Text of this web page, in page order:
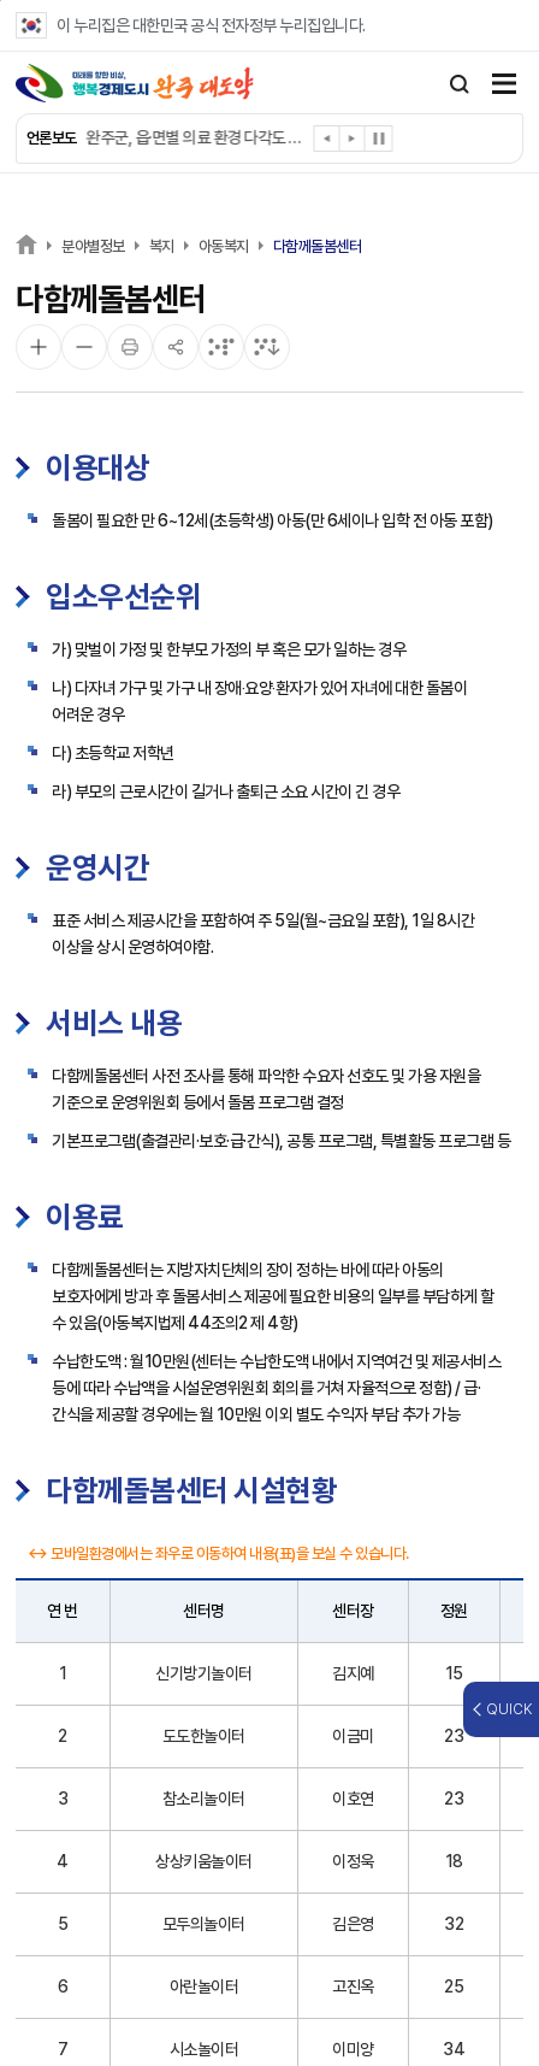
이 누리집은 대한민국 공식 전자정부 누리집입니다.
언론보도
완주군, ‘수의계약 총량제’ 개편 운영
완주군 청소년, 초록우산 지원으로 치과 치료
완주군, 읍·면별 의료 환경 다각도 진단한다
완주군, 모바일 헬스케어 “내 건강 변화 직접 확인”
전북은행, 완주군에 ‘시원키트’ 60세트 기탁
분야별정보 복지 아동복지 다함께돌봄센터
다함께돌봄센터
이용대상
돌봄이 필요한 만 6~12세(초등학생) 아동(만 6세이나 입학 전 아동 포함)
입소우선순위
가) 맞벌이 가정 및 한부모 가정의 부 혹은 모가 일하는 경우
나) 다자녀 가구 및 가구 내 장애‧요양‧환자가 있어 자녀에 대한 돌봄이
어려운 경우
다) 초등학교 저학년
라) 부모의 근로시간이 길거나 출퇴근 소요 시간이 긴 경우
운영시간
표준 서비스 제공시간을 포함하여 주 5일(월~금요일 포함), 1일 8시간
이상을 상시 운영하여야함.
서비스 내용
다함께돌봄센터 사전 조사를 통해 파악한 수요자 선호도 및 가용 자원을
기준으로 운영위원회 등에서 돌봄 프로그램 결정
기본프로그램(출결관리·보호·급·간식), 공통 프로그램, 특별활동 프로그램 등
이용료
다함께돌봄센터는 지방자치단체의 장이 정하는 바에 따라 아동의
보호자에게 방과 후 돌봄서비스 제공에 필요한 비용의 일부를 부담하게 할
수 있음(아동복지법제 44조의2 제 4항)
수납한도액 : 월10만원(센터는 수납한도액 내에서 지역여건 및 제공서비스
등에 따라 수납액을 시설운영위원회 회의를 거쳐 자율적으로 정함) / 급·
간식을 제공할 경우에는 월 10만원 이외 별도 수익자 부담 추가 가능
다함께돌봄센터 시설현황
↔ 모바일환경에서는 좌우로 이동하여 내용(표)을 보실 수 있습니다.
께
시
내
연 번 센터명 센터장 정원
1 신기방기놀이터 김지예 15
2 도도한놀이터 이금미 23
3 참소리놀이터 이호연 23
4 상상키움놀이터 이정욱 18
5 모두의놀이터 김은영 32
6 아란놀이터 고진옥 25
7 시소놀이터 이미양 34
QUICK